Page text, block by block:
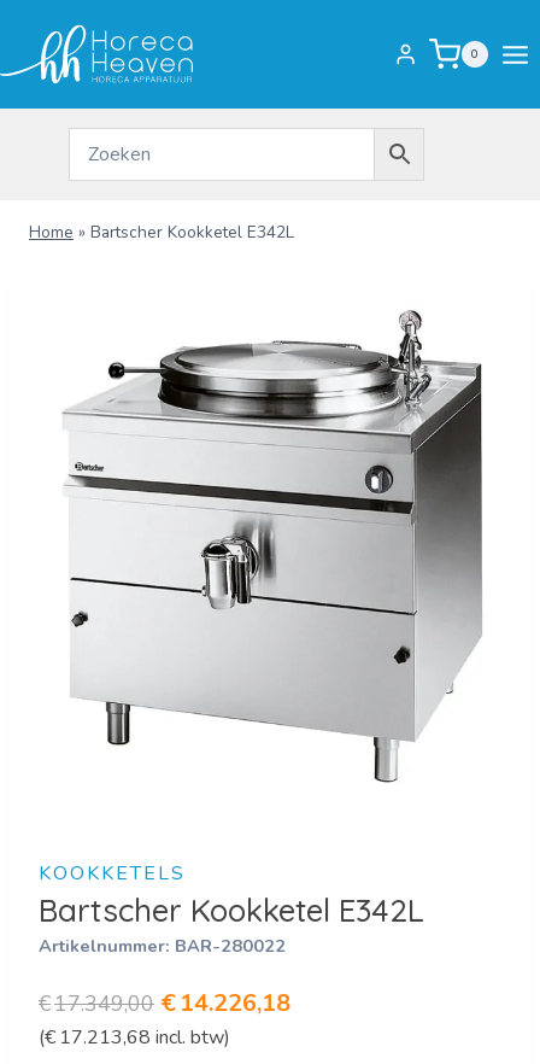
inhoud
0
Home » Bartscher Kookketel E342L
KOOKKETELS
Bartscher Kookketel E342L
Artikelnummer: BAR-280022
€17.349,00 Oorspronkelijke
prijs
€14.226,18Huidige
(€ 17.213,68 incl. btw)